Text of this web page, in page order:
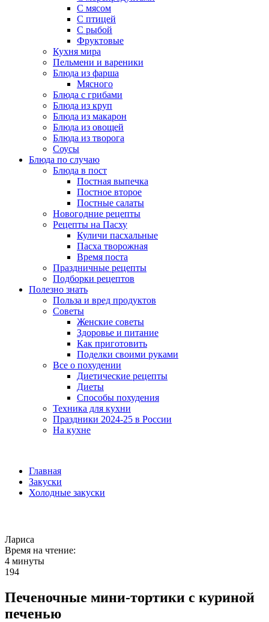
С мясом
С птицей
С рыбой
Фруктовые
Кухня мира
Пельмени и вареники
Блюда из фарша
Мясного
Блюда с грибами
Блюда из круп
Блюда из макарон
Блюда из овощей
Блюда из творога
Соусы
Блюда по случаю
Блюда в пост
Постная выпечка
Постное второе
Постные салаты
Новогодние рецепты
Рецепты на Пасху
Куличи пасхальные
Пасха творожная
Время поста
Праздничные рецепты
Подборки рецептов
Полезно знать
Польза и вред продуктов
Советы
Женские советы
Здоровье и питание
Как приготовить
Поделки своими руками
Все о похудении
Диетические рецепты
Диеты
Способы похудения
Техника для кухни
Праздники 2024-25 в России
На кухне
Главная
Закуски
Холодные закуски
Лариса
Время на чтение:
4 минуты
194
Печеночные мини-тортики с куриной
печенью